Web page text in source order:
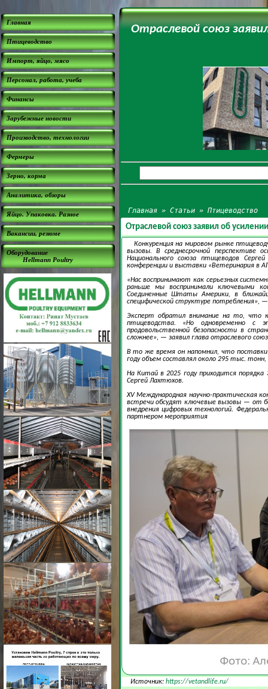
Главная
Птицеводство
Импорт, яйцо, мясо
Персонал, работа, учеба
Финансы
Зарубежные новости
Производство, технологии
Фермеры
Зерно, корма
Аналитика, обзоры
Яйцо. Упаковка. Разное
Вакансии, резюме
Оборудование
Hellmann Poultry
Отраслевой союз
Главная »Статьи »Птицеводство
Отраслевой союз заявил об
Конкуренция на мировом рынке
вызовы. В среднесрочной перспективе
Национального союза птицеводов
конференции и выставки «Ветеринария в
«Нас воспринимают как серьезных
раньше мы воспринимали ключевыми
Соединенные Штаты Америки, в
специфической структуре потребления»,
Эксперт обратил внимание на то, что
птицеводства. «Но одновременно с
продовольственной безопасности в
сложнее», — заявил глава отраслевого
В то же время он напомнил, что
году объем составлял около 295 тыс.
На Китай в 2025 году приходится
Сергей Лахтюхов.
XV Международная научно-практическая
встречи обсудят ключевые вызовы — от
внедрения цифровых технологий.
партнером мероприятия
Источник: https://vetandlife.ru/